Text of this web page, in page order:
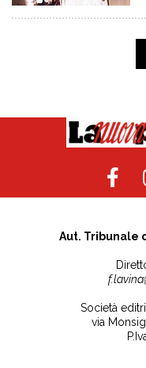
Aut. Tribunale
Società
via